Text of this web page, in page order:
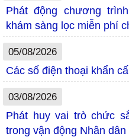
Phát động chương
khám sàng lọc miễn phí
05/08/2026
Các số điện thoại khẩn
03/08/2026
Phát huy vai trò chức
trong vận động Nhân dân